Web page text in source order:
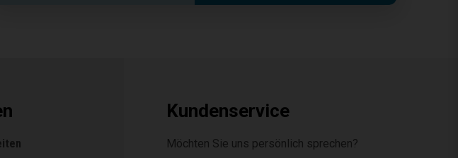
Kundenservice
Möchten Sie uns persönlich sprechen?